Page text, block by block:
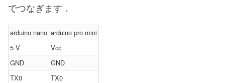
でつなぎます．
arduino nano arduino pro mini
5 V
Vcc
GND
GND
TX0
TX0